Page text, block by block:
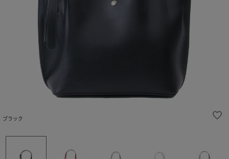
ブラック